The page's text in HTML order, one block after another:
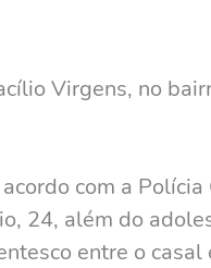
Virgens, no
com a Polícia
24, além do
entre o casal